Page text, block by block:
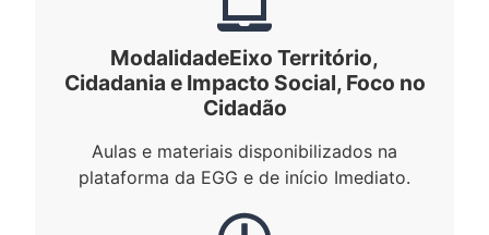
ModalidadeEixo Território,
Cidadania e Impacto Social, Foco no
Cidadão
Aulas e materiais disponibilizados na
plataforma da EGG e de início Imediato.